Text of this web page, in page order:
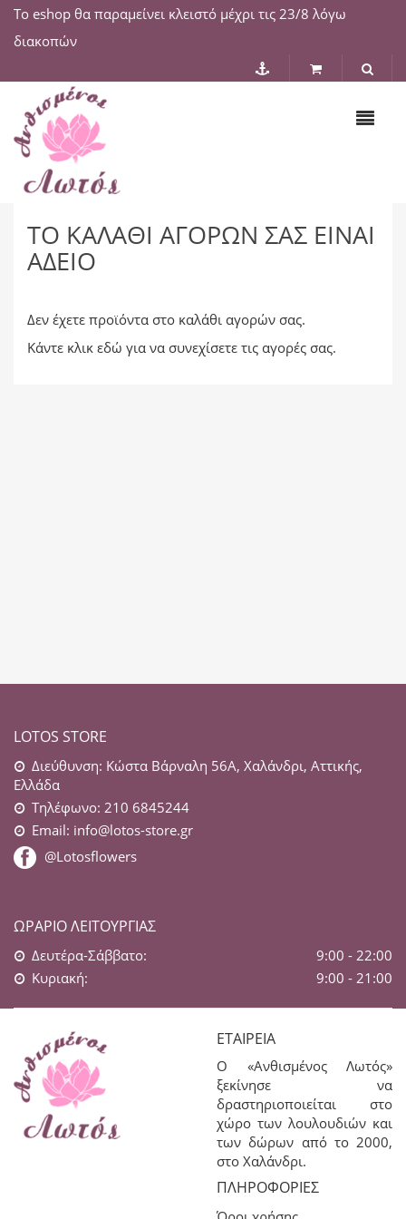
Το eshop θα παραμείνει κλειστό μέχρι τις 23/8 λόγω
διακοπών
ΤΟ ΚΑΛΆΘΙ ΑΓΟΡΏΝ ΣΑΣ ΕΊΝΑΙ
ΆΔΕΙΟ
Δεν έχετε προϊόντα στο καλάθι αγορών σας.
Κάντε κλικ εδώ για να συνεχίσετε τις αγορές σας.
LOTOS STORE
Διεύθυνση: Κώστα Βάρναλη 56Α, Χαλάνδρι, Αττικής,
Ελλάδα
Τηλέφωνο: 210 6845244
Email: info@lotos-store.gr
@Lotosflowers
ΩΡΆΡΙΟ ΛΕΙΤΟΥΡΓΊΑΣ
Δευτέρα-Σάββατο:
9:00 - 22:00
Κυριακή:
9:00 - 21:00
ΕΤΑΙΡΕΊΑ
Ο «Ανθισμένος Λωτός»
ξεκίνησε να
δραστηριοποιείται στο
χώρο των λουλουδιών και
των δώρων από το 2000,
στο Χαλάνδρι.
ΠΛΗΡΟΦΟΡΊΕΣ